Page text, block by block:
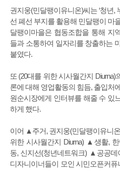
권지웅(민달팽이유니온)씨는 ‘청년,
선 폐선 부지를 활용해 민달팽이 마
달팽이마을은 협동조합을 통해 지
들과 소통하여 일자리를 창출하는
붙였다.
또 (20대를 위한 시사월간지
론에 대해 영업활동의 힘듬, 출입처
원순시장에게 인터뷰를 해줄 수 있
하게 했다.
이어 ▲주거, 권지웅(민달팽이유니
위한 시사월간지 Diurna) ▲생활,
동, 신지선(청년네트워크) ▲공공데
디자니이너들이 모인 시민오픈커